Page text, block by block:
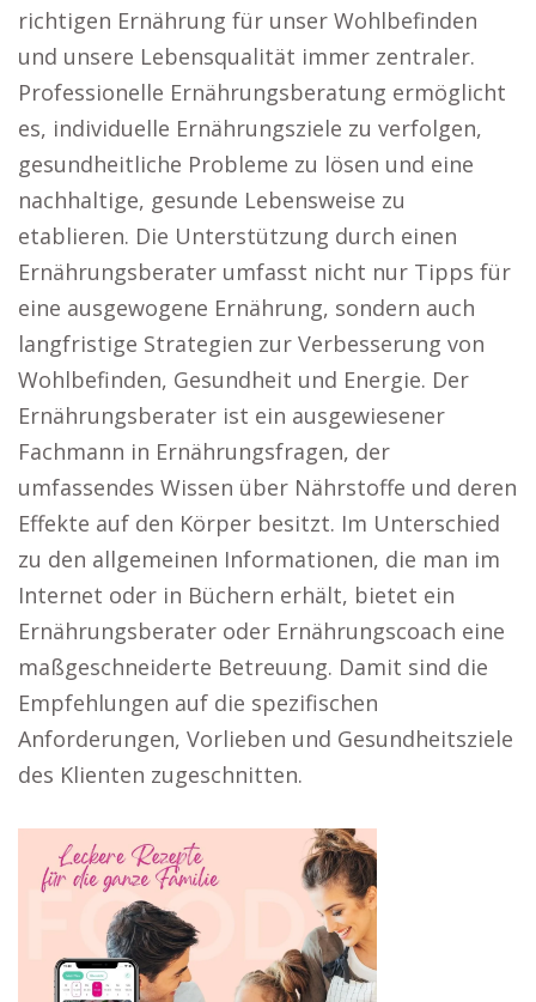
richtigen Ernährung für unser Wohlbefinden
und unsere Lebensqualität immer zentraler.
Professionelle Ernährungsberatung ermöglicht
es, individuelle Ernährungsziele zu verfolgen,
gesundheitliche Probleme zu lösen und eine
nachhaltige, gesunde Lebensweise zu
etablieren. Die Unterstützung durch einen
Ernährungsberater umfasst nicht nur Tipps für
eine ausgewogene Ernährung, sondern auch
langfristige Strategien zur Verbesserung von
Wohlbefinden, Gesundheit und Energie. Der
Ernährungsberater ist ein ausgewiesener
Fachmann in Ernährungsfragen, der
umfassendes Wissen über Nährstoffe und deren
Effekte auf den Körper besitzt. Im Unterschied
zu den allgemeinen Informationen, die man im
Internet oder in Büchern erhält, bietet ein
Ernährungsberater oder Ernährungscoach eine
maßgeschneiderte Betreuung. Damit sind die
Empfehlungen auf die spezifischen
Anforderungen, Vorlieben und Gesundheitsziele
des Klienten zugeschnitten.